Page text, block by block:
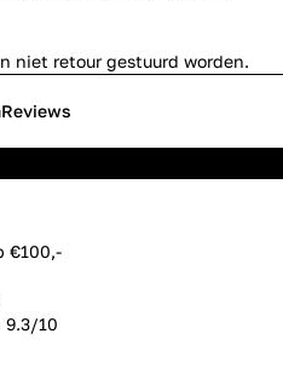
niet retour gestuurd worden.
€100,-
9.3/10
Reviews